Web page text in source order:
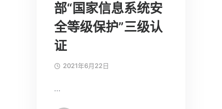
部“国家信息系统安
全等级保护”三级认
证
2021年6月22日
…